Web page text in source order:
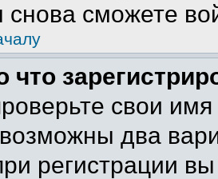
снова сможете
что
свои
два
регистрации